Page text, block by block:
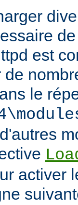
est
de
le
activer